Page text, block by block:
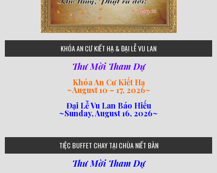
75
80
78
77
82
92
93
94
95
98
641
182
101
loipha2
loipha4
loipha1
loipha5
loipha7
loipha8
loipha10
loipha9
loi-phat-day
loipha15
loipha13
KHÓA AN CƯ KIẾT HẠ & ĐẠI LỄ VU LAN
Thư Mời Tham Dự
Khóa An Cư Kiết Hạ
~August 10 – 17, 2026~
Đại Lễ Vu Lan Báo Hiếu
~Sunday, August 16, 2026~
TIỆC BUFFET CHAY TẠI CHÙA NIẾT BÀN
Thư Mời Tham Dự